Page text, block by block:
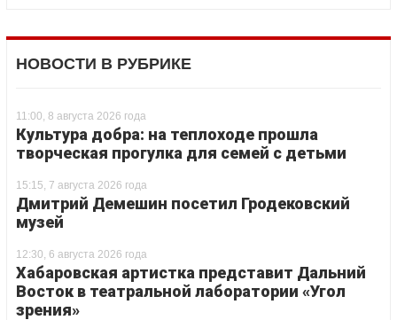
НОВОСТИ В РУБРИКЕ
11:00, 8 августа 2026 года
Культура добра: на теплоходе прошла
творческая прогулка для семей с детьми
15:15, 7 августа 2026 года
Дмитрий Демешин посетил Гродековский
музей
12:30, 6 августа 2026 года
Хабаровская артистка представит Дальний
Восток в театральной лаборатории «Угол
зрения»